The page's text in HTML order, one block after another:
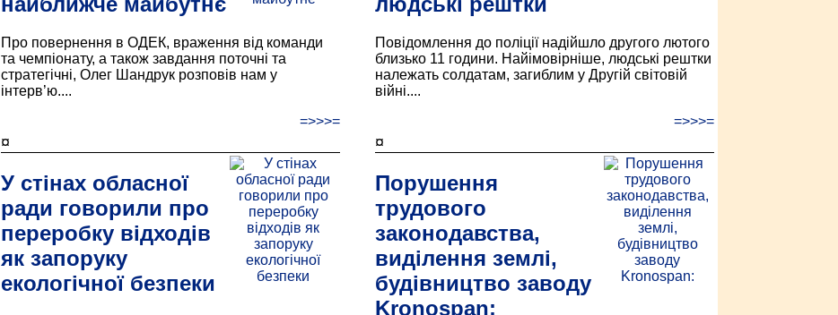
Про повернення в ОДЕК, враження від команди
та чемпіонату, а також завдання поточні та
стратегічні, Олег Шандрук розповів нам у
інтерв’ю....
=>>>=
Повідомлення до поліції надійшло другого лютого
близько 11 години. Найімовірніше, людські рештки
належать солдатам, загиблим у Другій світовій
війні....
=>>>=
¤
У стінах обласної
ради говорили про
переробку відходів
як запоруку
екологічної безпеки
¤
Порушення
трудового
законодавства,
виділення землі,
будівництво заводу
Kronospan: